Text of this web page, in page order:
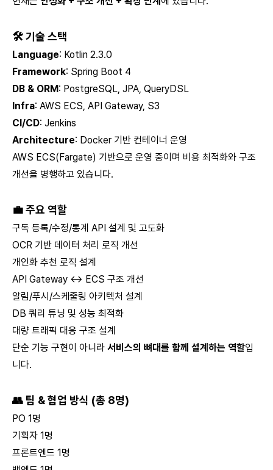
🛠 기술 스택
Language: Kotlin 2.3.0
Framework: Spring Boot 4
DB & ORM: PostgreSQL, JPA, QueryDSL
Infra: AWS ECS, API Gateway, S3
CI/CD: Jenkins
Architecture: Docker 기반 컨테이너 운영
AWS ECS(Fargate) 기반으로 운영 중이며 비용 최적화와 구조
개선을 병행하고 있습니다.
💼 주요 역할
구독 등록/수정/통계 API 설계 및 고도화
OCR 기반 데이터 처리 로직 개선
개인화 추천 로직 설계
API Gateway ↔ ECS 구조 개선
알림/푸시/스케줄링 아키텍처 설계
DB 쿼리 튜닝 및 성능 최적화
대량 트래픽 대응 구조 설계
단순 기능 구현이 아니라 서비스의 뼈대를 함께 설계하는 역할입
니다.
👥 팀 & 협업 방식 (총 8명)
PO 1명
기획자 1명
프론트엔드 1명